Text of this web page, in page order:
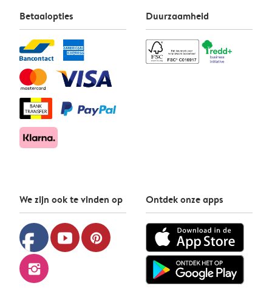
Betaalopties Duurzaamheid
We zijn ook te vinden op
facebook youtube pinterest
instagram
Ontdek onze apps